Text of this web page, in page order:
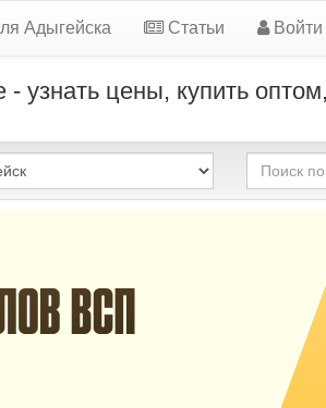
Адыгейска Статьи Войти
узнать цены, купить